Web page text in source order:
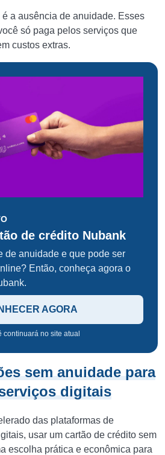
a ausência de anuidade. Esses
só paga pelos serviços que
custos extras.
de crédito Nubank
de anuidade e que pode ser
Então, conheça agora o
AGORA
continuará no site atual
sem anuidade para
digitais
das plataformas de
usar um cartão de crédito sem
escolha prática e econômica para